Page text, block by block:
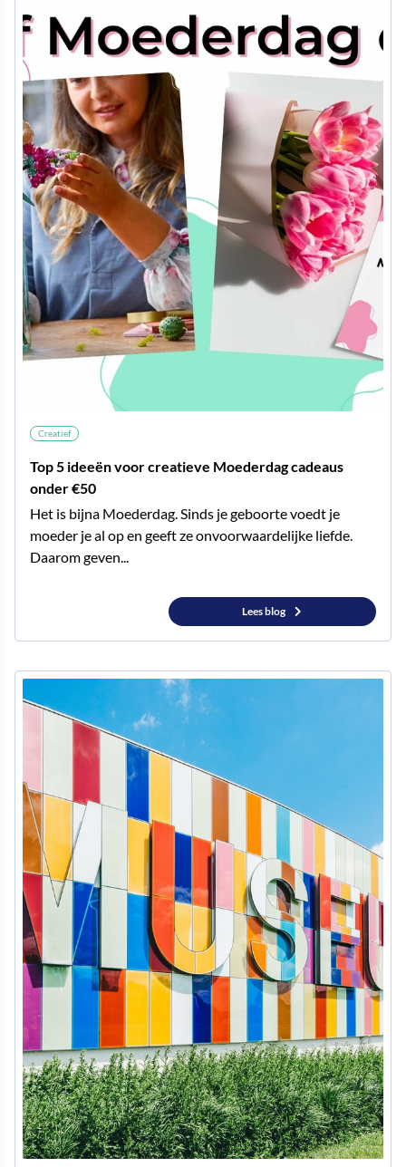
Creatief
Top 5 ideeën voor creatieve Moederdag cadeaus
onder €50
Het is bijna Moederdag. Sinds je geboorte voedt je
moeder je al op en geeft ze onvoorwaardelijke liefde.
Daarom geven...
Lees blog